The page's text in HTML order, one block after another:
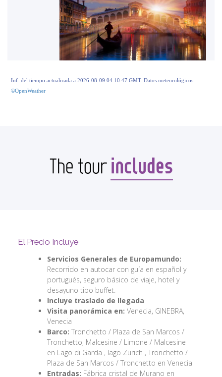
Inf. del tiempo actualizada a 2026-08-09 04:10:47 GMT. Datos meteorológicos
©OpenWeather
The tourincludes
El Precio Incluye
Servicios Generales de Europamundo:
Recorrido en autocar con guía en español y
portugués, seguro básico de viaje, hotel y
desayuno tipo buffet.
Incluye traslado de llegada
Visita panorámica en: Venecia, GINEBRA,
Venecia
Barco: Tronchetto / Plaza de San Marcos /
Tronchetto, Malcesine / Limone / Malcesine
en Lago di Garda , lago Zurich , Tronchetto /
Plaza de San Marcos / Tronchetto en Venecia
Entradas: Fábrica cristal de Murano en